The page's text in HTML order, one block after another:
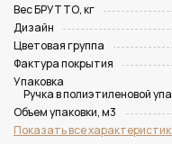
Вес БРУТТО, кг
Дизайн
Цветовая группа
Фактура покрытия
Упаковка
Ручка в полиэтиленовой
Объем упаковки, м3
Показать все